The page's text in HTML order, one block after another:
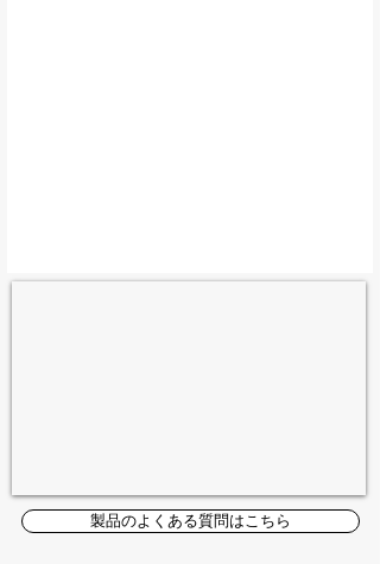
製品のよくある質問はこちら